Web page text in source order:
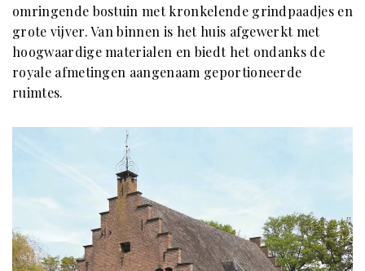
omringende bostuin met kronkelende grindpaadjes en
grote vijver. Van binnen is het huis afgewerkt met
hoogwaardige materialen en biedt het ondanks de
royale afmetingen aangenaam geportioneerde
ruimtes.